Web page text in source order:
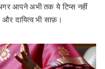
आपने अभी तक ये टिप्स नहीं
दायित्व भी साफ़।